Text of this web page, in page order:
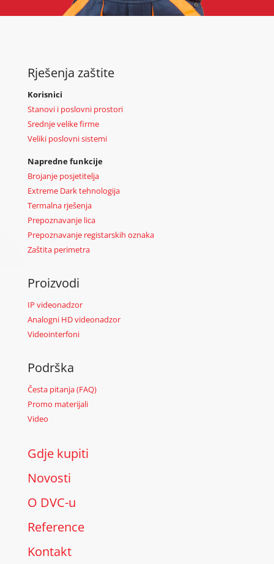
Rješenja zaštite
Korisnici
Stanovi i poslovni prostori
Srednje velike firme
Veliki poslovni sistemi
Napredne funkcije
Brojanje posjetitelja
Extreme Dark tehnologija
Termalna rješenja
Prepoznavanje lica
Prepoznavanje registarskih oznaka
Zaštita perimetra
Proizvodi
IP videonadzor
Analogni HD videonadzor
Videointerfoni
Podrška
Česta pitanja (FAQ)
Promo materijali
Video
Gdje kupiti
Novosti
O DVC-u
Reference
Kontakt